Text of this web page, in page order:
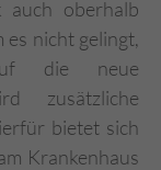
auch oberhalb
es nicht gelingt,
die neue
zusätzliche
bietet sich
Krankenhaus